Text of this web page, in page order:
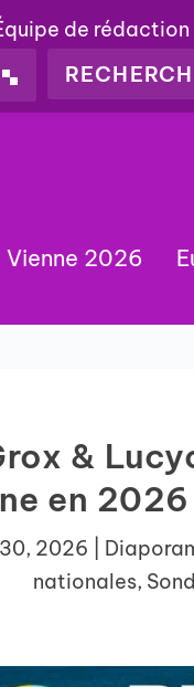
de rédaction
Vienne 2026
&
en
2026
nationales,